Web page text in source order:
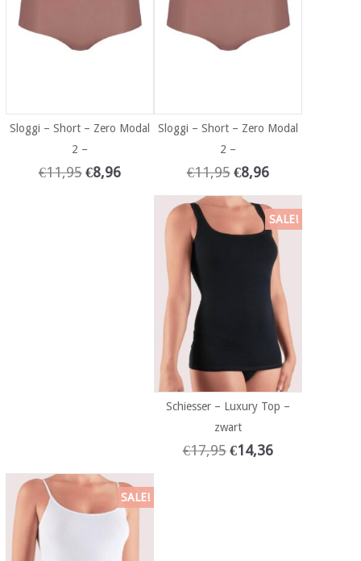
Sloggi – Short – Zero Modal
2 –
€11,95 €8,96
Sloggi – Short – Zero Modal
2 –
€11,95 €8,96
SALE!
Schiesser – Luxury Top –
zwart
€17,95 €14,36
SALE!